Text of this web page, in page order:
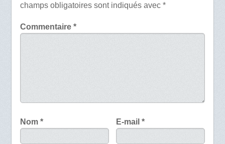
champs obligatoires sont indiqués avec *
Commentaire *
Nom * E-mail*